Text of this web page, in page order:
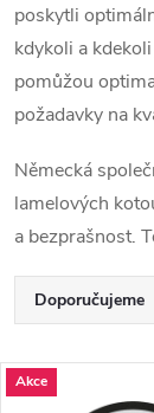
poskytli
kdykoli a
pomůžou
požadavky na
Německá
lamelových
a bezprašnost.
Doporučujeme
Nejdražší
Výpis
Akce